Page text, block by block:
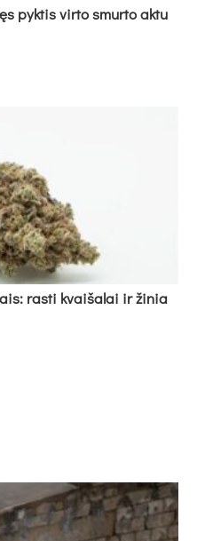
pyk­tis vir­to smur­to ak­tu
ras­ti kvai­ša­lai ir ži­nia